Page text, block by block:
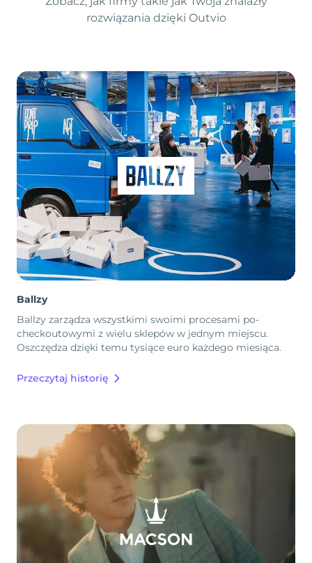
rozwiązania dzięki Outvio
Ballzy
Ballzy zarządza wszystkimi swoimi procesami po-
checkoutowymi z wielu sklepów w jednym miejscu.
Oszczędza dzięki temu tysiące euro każdego miesiąca.
Przeczytaj historię